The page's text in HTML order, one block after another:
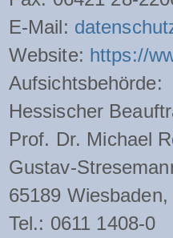
E-Mail:
Website: https://
Aufsichtsbehörde:
Hessischer
Prof. Dr. Michael
Gustav-
65189
Tel.: 0611 1408-0